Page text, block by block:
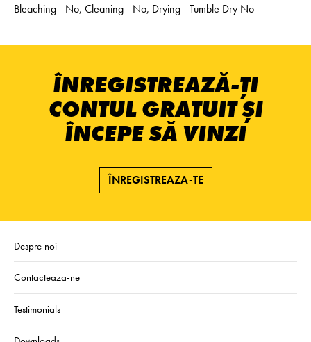
Bleaching - No, Cleaning - No, Drying - Tumble Dry No
ÎNREGISTREAZĂ-ȚI
CONTUL GRATUIT ȘI
ÎNCEPE SĂ VINZI
ÎNREGISTREAZA-TE
Despre noi
Contacteaza-ne
Testimonials